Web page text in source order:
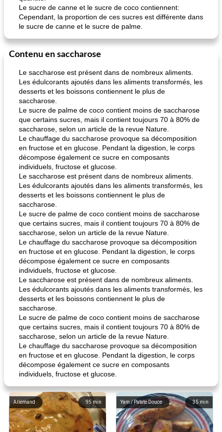
Le sucre de canne et le sucre de coco contiennent:
Cependant, la proportion de ces sucres est différente dans
le sucre de canne et le sucre de palme.
Contenu en saccharose
Le saccharose est présent dans de nombreux aliments.
Les édulcorants ajoutés dans les aliments transformés, les
desserts et les boissons contiennent le plus de
saccharose.
Le sucre de palme de coco contient moins de saccharose
que certains sucres, mais il contient toujours 70 à 80% de
saccharose, selon un article de la revue Nature.
Le chauffage du saccharose provoque sa décomposition
en fructose et en glucose. Pendant la digestion, le corps
décompose également ce sucre en composants
individuels, fructose et glucose.
Le saccharose est présent dans de nombreux aliments.
Les édulcorants ajoutés dans les aliments transformés, les
desserts et les boissons contiennent le plus de
saccharose.
Le sucre de palme de coco contient moins de saccharose
que certains sucres, mais il contient toujours 70 à 80% de
saccharose, selon un article de la revue Nature.
Le chauffage du saccharose provoque sa décomposition
en fructose et en glucose. Pendant la digestion, le corps
décompose également ce sucre en composants
individuels, fructose et glucose.
Le saccharose est présent dans de nombreux aliments.
Les édulcorants ajoutés dans les aliments transformés, les
desserts et les boissons contiennent le plus de
saccharose.
Le sucre de palme de coco contient moins de saccharose
que certains sucres, mais il contient toujours 70 à 80% de
saccharose, selon un article de la revue Nature.
Le chauffage du saccharose provoque sa décomposition
en fructose et en glucose. Pendant la digestion, le corps
décompose également ce sucre en composants
individuels, fructose et glucose.
95 min
Allemand 35 min
Yam / Patate Douce